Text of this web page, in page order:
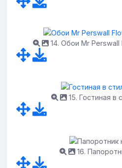
14. Обои Mr
15. Гостиная в
16.